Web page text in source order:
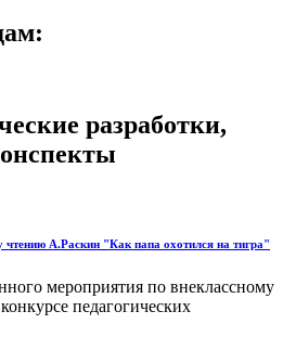
разработки,
чтению А.Раскин "Как папа охотился на тигра"
мероприятия по внеклассному
педагогических